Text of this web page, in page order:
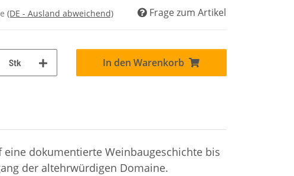
(DE - Ausland abweichend) Frage zum Artikel
Stk In den Warenkorb
eine dokumentierte Weinbaugeschichte bis
der altehrwürdigen Domaine.